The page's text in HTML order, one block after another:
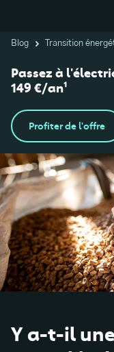
Blog Transition
Passez à
149 €/an¹
Profiter de l'offre
Y a-t-il